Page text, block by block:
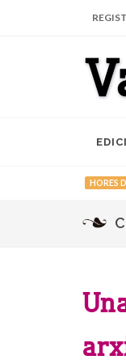
HORES